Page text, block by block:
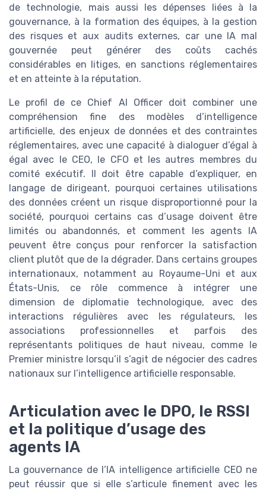
de technologie, mais aussi les dépenses liées à la
gouvernance, à la formation des équipes, à la gestion
des risques et aux audits externes, car une IA mal
gouvernée peut générer des coûts cachés
considérables en litiges, en sanctions réglementaires
et en atteinte à la réputation.
Le profil de ce Chief AI Officer doit combiner une
compréhension fine des modèles d’intelligence
artificielle, des enjeux de données et des contraintes
réglementaires, avec une capacité à dialoguer d’égal à
égal avec le CEO, le CFO et les autres membres du
comité exécutif. Il doit être capable d’expliquer, en
langage de dirigeant, pourquoi certaines utilisations
des données créent un risque disproportionné pour la
société, pourquoi certains cas d’usage doivent être
limités ou abandonnés, et comment les agents IA
peuvent être conçus pour renforcer la satisfaction
client plutôt que de la dégrader. Dans certains groupes
internationaux, notamment au Royaume-Uni et aux
États-Unis, ce rôle commence à intégrer une
dimension de diplomatie technologique, avec des
interactions régulières avec les régulateurs, les
associations professionnelles et parfois des
représentants politiques de haut niveau, comme le
Premier ministre lorsqu’il s’agit de négocier des cadres
nationaux sur l’intelligence artificielle responsable.
Articulation avec le DPO, le RSSI
et la politique d’usage des
agents IA
La gouvernance de l’IA intelligence artificielle CEO ne
peut réussir que si elle s’articule finement avec les